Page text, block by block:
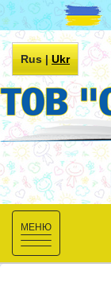
Rus|Ukr
Toggle
navigation